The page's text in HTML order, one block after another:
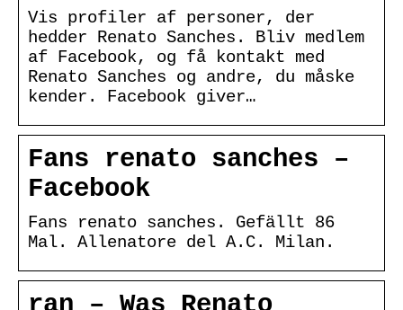
Vis profiler af personer, der
hedder Renato Sanches. Bliv medlem
af Facebook, og få kontakt med
Renato Sanches og andre, du måske
kender. Facebook giver…
Fans renato sanches –
Facebook
Fans renato sanches. Gefällt 86
Mal. Allenatore del A.C. Milan.